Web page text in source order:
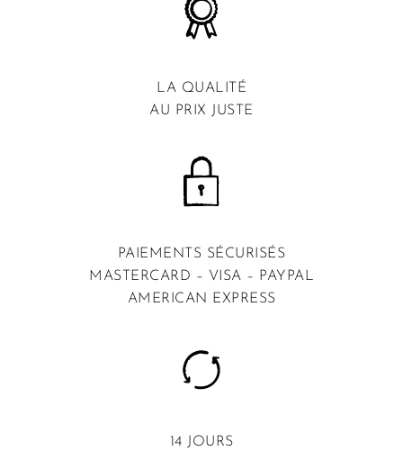
LA QUALITÉ
AU PRIX JUSTE
PAIEMENTS SÉCURISÉS
MASTERCARD – VISA – PAYPAL
AMERICAN EXPRESS
14 JOURS